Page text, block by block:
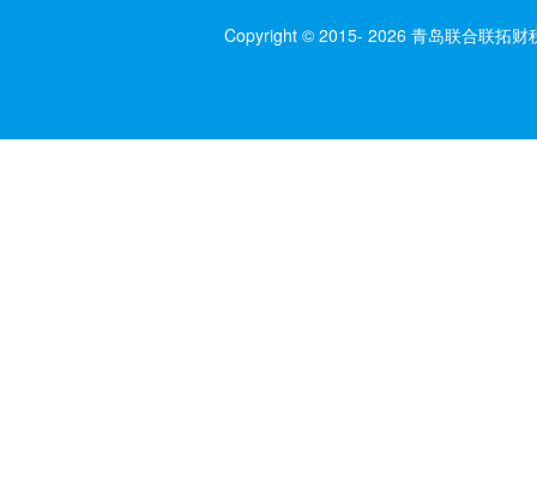
Copyright © 2015- 2026 青岛联合联拓财